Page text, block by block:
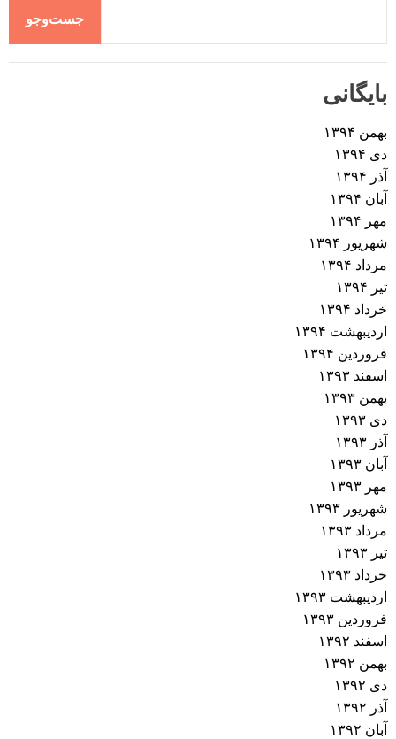
جست‌وجو
بایگانی
بهمن ۱۳۹۴
دی ۱۳۹۴
آذر ۱۳۹۴
آبان ۱۳۹۴
مهر ۱۳۹۴
شهریور ۱۳۹۴
مرداد ۱۳۹۴
تیر ۱۳۹۴
خرداد ۱۳۹۴
اردیبهشت ۱۳۹۴
فروردین ۱۳۹۴
اسفند ۱۳۹۳
بهمن ۱۳۹۳
دی ۱۳۹۳
آذر ۱۳۹۳
آبان ۱۳۹۳
مهر ۱۳۹۳
شهریور ۱۳۹۳
مرداد ۱۳۹۳
تیر ۱۳۹۳
خرداد ۱۳۹۳
اردیبهشت ۱۳۹۳
فروردین ۱۳۹۳
اسفند ۱۳۹۲
بهمن ۱۳۹۲
دی ۱۳۹۲
آذر ۱۳۹۲
آبان ۱۳۹۲